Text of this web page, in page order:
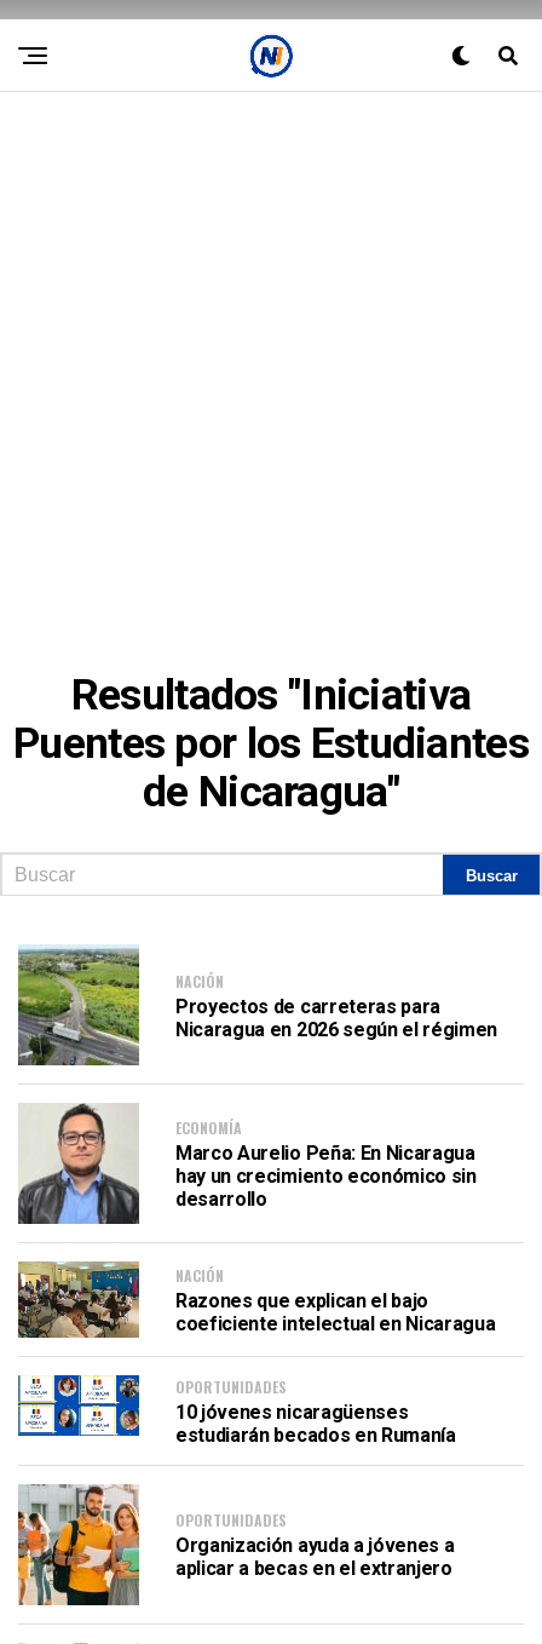
Resultados "Iniciativa
Puentes por los Estudiantes
de Nicaragua"
NACIÓN
Proyectos de carreteras para
Nicaragua en 2026 según el régimen
ECONOMÍA
Marco Aurelio Peña: En Nicaragua
hay un crecimiento económico sin
desarrollo
NACIÓN
Razones que explican el bajo
coeficiente intelectual en Nicaragua
OPORTUNIDADES
10 jóvenes nicaragüenses
estudiarán becados en Rumanía
OPORTUNIDADES
Organización ayuda a jóvenes a
aplicar a becas en el extranjero